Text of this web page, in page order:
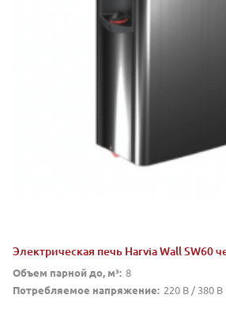
Электрическая печь Harvia Wall SW60
Объем парной до, м³: 8
Потребляемое напряжение: 220 В / 380 В